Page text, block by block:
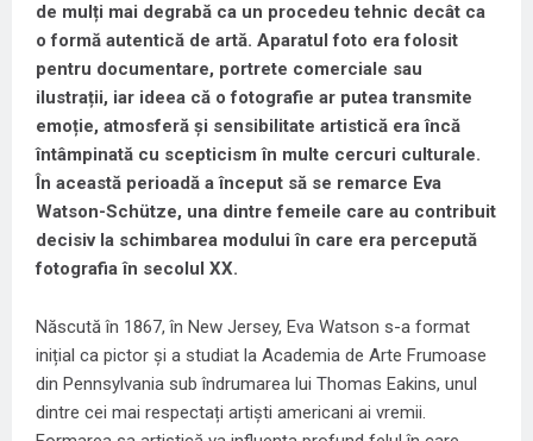
de mulți mai degrabă ca un procedeu tehnic decât ca
o formă autentică de artă. Aparatul foto era folosit
pentru documentare, portrete comerciale sau
ilustrații, iar ideea că o fotografie ar putea transmite
emoție, atmosferă și sensibilitate artistică era încă
întâmpinată cu scepticism în multe cercuri culturale.
În această perioadă a început să se remarce Eva
Watson-Schütze, una dintre femeile care au contribuit
decisiv la schimbarea modului în care era percepută
fotografia în secolul XX.
Născută în 1867, în New Jersey, Eva Watson s-a format
inițial ca pictor și a studiat la Academia de Arte Frumoase
din Pennsylvania sub îndrumarea lui Thomas Eakins, unul
dintre cei mai respectați artiști americani ai vremii.